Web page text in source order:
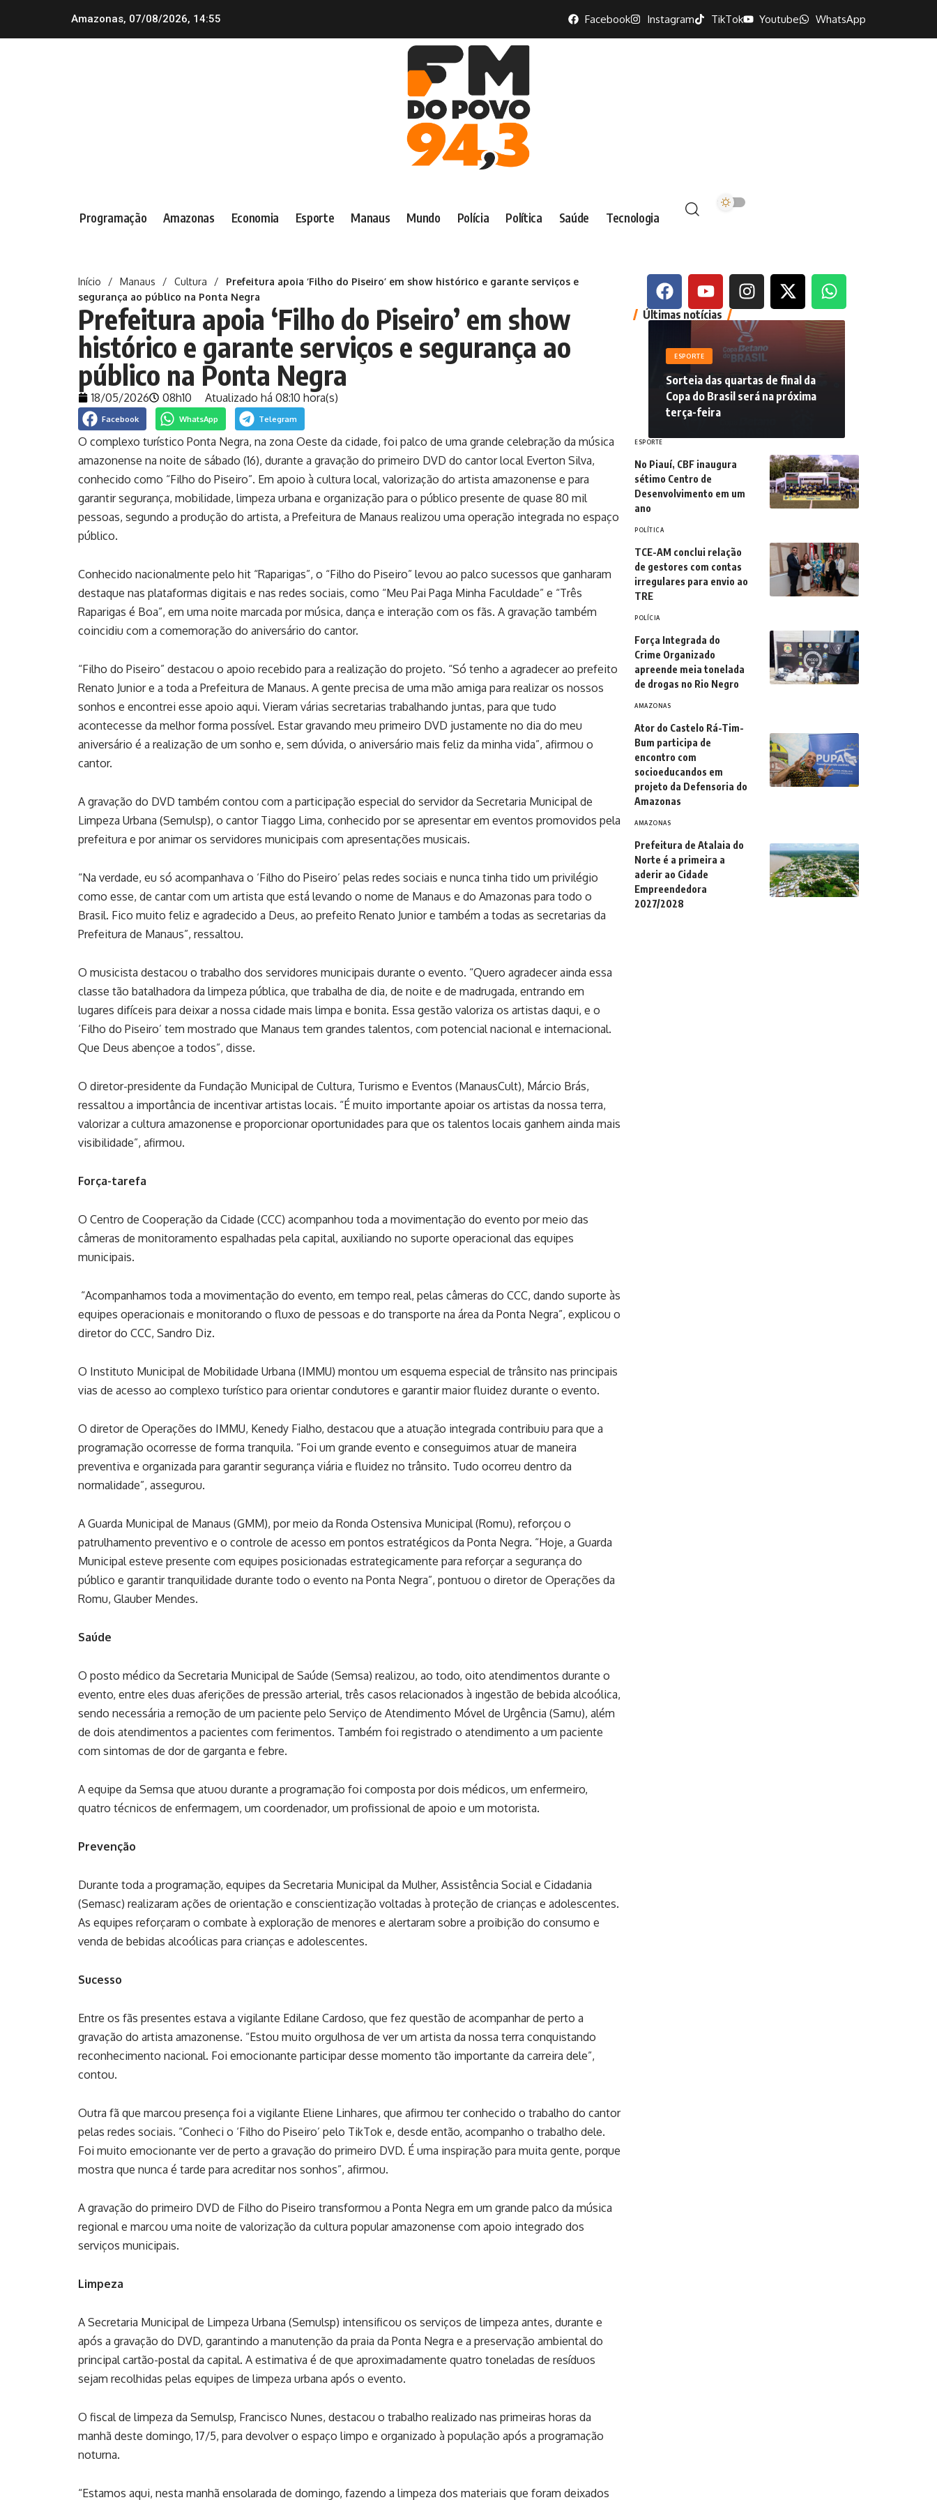
Amazonas, 07/08/2026, 14:55 Facebook Instagram TikTok Youtube WhatsApp
Programação Amazonas Economia Esporte Manaus Mundo Polícia Política Saúde Tecnologia
Início / Manaus / Cultura /
Prefeitura apoia ‘Filho do Piseiro’ em show histórico e garante serviços e
segurança ao público na Ponta Negra
Prefeitura apoia ‘Filho do Piseiro’ em show
histórico e garante serviços e segurança ao
público na Ponta Negra
18/05/2026 08h10 Atualizado há 08:10 hora(s)
Facebook WhatsApp Telegram
O complexo turístico Ponta Negra, na zona Oeste da cidade, foi palco de uma grande celebração da música
amazonense na noite de sábado (16), durante a gravação do primeiro DVD do cantor local Everton Silva,
conhecido como “Filho do Piseiro”. Em apoio à cultura local, valorização do artista amazonense e para
garantir segurança, mobilidade, limpeza urbana e organização para o público presente de quase 80 mil
pessoas, segundo a produção do artista, a Prefeitura de Manaus realizou uma operação integrada no espaço
público.
Conhecido nacionalmente pelo hit “Raparigas”, o “Filho do Piseiro” levou ao palco sucessos que ganharam
destaque nas plataformas digitais e nas redes sociais, como “Meu Pai Paga Minha Faculdade” e “Três
Raparigas é Boa”, em uma noite marcada por música, dança e interação com os fãs. A gravação também
coincidiu com a comemoração do aniversário do cantor.
“Filho do Piseiro” destacou o apoio recebido para a realização do projeto. “Só tenho a agradecer ao prefeito
Renato Junior e a toda a Prefeitura de Manaus. A gente precisa de uma mão amiga para realizar os nossos
sonhos e encontrei esse apoio aqui. Vieram várias secretarias trabalhando juntas, para que tudo
acontecesse da melhor forma possível. Estar gravando meu primeiro DVD justamente no dia do meu
aniversário é a realização de um sonho e, sem dúvida, o aniversário mais feliz da minha vida”, afirmou o
cantor.
A gravação do DVD também contou com a participação especial do servidor da Secretaria Municipal de
Limpeza Urbana (Semulsp), o cantor Tiaggo Lima, conhecido por se apresentar em eventos promovidos pela
prefeitura e por animar os servidores municipais com apresentações musicais.
“Na verdade, eu só acompanhava o ‘Filho do Piseiro’ pelas redes sociais e nunca tinha tido um privilégio
como esse, de cantar com um artista que está levando o nome de Manaus e do Amazonas para todo o
Brasil. Fico muito feliz e agradecido a Deus, ao prefeito Renato Junior e também a todas as secretarias da
Prefeitura de Manaus”, ressaltou.
O musicista destacou o trabalho dos servidores municipais durante o evento. “Quero agradecer ainda essa
classe tão batalhadora da limpeza pública, que trabalha de dia, de noite e de madrugada, entrando em
lugares difíceis para deixar a nossa cidade mais limpa e bonita. Essa gestão valoriza os artistas daqui, e o
‘Filho do Piseiro’ tem mostrado que Manaus tem grandes talentos, com potencial nacional e internacional.
Que Deus abençoe a todos”, disse.
O diretor-presidente da Fundação Municipal de Cultura, Turismo e Eventos (ManausCult), Márcio Brás,
ressaltou a importância de incentivar artistas locais. “É muito importante apoiar os artistas da nossa terra,
valorizar a cultura amazonense e proporcionar oportunidades para que os talentos locais ganhem ainda mais
visibilidade”, afirmou.
Força-tarefa
O Centro de Cooperação da Cidade (CCC) acompanhou toda a movimentação do evento por meio das
câmeras de monitoramento espalhadas pela capital, auxiliando no suporte operacional das equipes
municipais.
“Acompanhamos toda a movimentação do evento, em tempo real, pelas câmeras do CCC, dando suporte às
equipes operacionais e monitorando o fluxo de pessoas e do transporte na área da Ponta Negra”, explicou o
diretor do CCC, Sandro Diz.
O Instituto Municipal de Mobilidade Urbana (IMMU) montou um esquema especial de trânsito nas principais
vias de acesso ao complexo turístico para orientar condutores e garantir maior fluidez durante o evento.
O diretor de Operações do IMMU, Kenedy Fialho, destacou que a atuação integrada contribuiu para que a
programação ocorresse de forma tranquila. “Foi um grande evento e conseguimos atuar de maneira
preventiva e organizada para garantir segurança viária e fluidez no trânsito. Tudo ocorreu dentro da
normalidade”, assegurou.
A Guarda Municipal de Manaus (GMM), por meio da Ronda Ostensiva Municipal (Romu), reforçou o
patrulhamento preventivo e o controle de acesso em pontos estratégicos da Ponta Negra. “Hoje, a Guarda
Municipal esteve presente com equipes posicionadas estrategicamente para reforçar a segurança do
público e garantir tranquilidade durante todo o evento na Ponta Negra”, pontuou o diretor de Operações da
Romu, Glauber Mendes.
Saúde
O posto médico da Secretaria Municipal de Saúde (Semsa) realizou, ao todo, oito atendimentos durante o
evento, entre eles duas aferições de pressão arterial, três casos relacionados à ingestão de bebida alcoólica,
sendo necessária a remoção de um paciente pelo Serviço de Atendimento Móvel de Urgência (Samu), além
de dois atendimentos a pacientes com ferimentos. Também foi registrado o atendimento a um paciente
com sintomas de dor de garganta e febre.
A equipe da Semsa que atuou durante a programação foi composta por dois médicos, um enfermeiro,
quatro técnicos de enfermagem, um coordenador, um profissional de apoio e um motorista.
Prevenção
Durante toda a programação, equipes da Secretaria Municipal da Mulher, Assistência Social e Cidadania
(Semasc) realizaram ações de orientação e conscientização voltadas à proteção de crianças e adolescentes.
As equipes reforçaram o combate à exploração de menores e alertaram sobre a proibição do consumo e
venda de bebidas alcoólicas para crianças e adolescentes.
Sucesso
Entre os fãs presentes estava a vigilante Edilane Cardoso, que fez questão de acompanhar de perto a
gravação do artista amazonense. “Estou muito orgulhosa de ver um artista da nossa terra conquistando
reconhecimento nacional. Foi emocionante participar desse momento tão importante da carreira dele”,
contou.
Outra fã que marcou presença foi a vigilante Eliene Linhares, que afirmou ter conhecido o trabalho do cantor
pelas redes sociais. “Conheci o ‘Filho do Piseiro’ pelo TikTok e, desde então, acompanho o trabalho dele.
Foi muito emocionante ver de perto a gravação do primeiro DVD. É uma inspiração para muita gente, porque
mostra que nunca é tarde para acreditar nos sonhos”, afirmou.
A gravação do primeiro DVD de Filho do Piseiro transformou a Ponta Negra em um grande palco da música
regional e marcou uma noite de valorização da cultura popular amazonense com apoio integrado dos
serviços municipais.
Limpeza
A Secretaria Municipal de Limpeza Urbana (Semulsp) intensificou os serviços de limpeza antes, durante e
após a gravação do DVD, garantindo a manutenção da praia da Ponta Negra e a preservação ambiental do
principal cartão-postal da capital. A estimativa é de que aproximadamente quatro toneladas de resíduos
sejam recolhidas pelas equipes de limpeza urbana após o evento.
O fiscal de limpeza da Semulsp, Francisco Nunes, destacou o trabalho realizado nas primeiras horas da
manhã deste domingo, 17/5, para devolver o espaço limpo e organizado à população após a programação
noturna.
“Estamos aqui, nesta manhã ensolarada de domingo, fazendo a limpeza dos materiais que foram deixados
Últimas notícias
ESPORTE
Sorteia das quartas de final da
Copa do Brasil será na próxima
terça-feira
ESPORTE
No Piauí, CBF inaugura
sétimo Centro de
Desenvolvimento em um
ano
POLÍTICA
TCE-AM conclui relação
de gestores com contas
irregulares para envio ao
TRE
POLÍCIA
Força Integrada do
Crime Organizado
apreende meia tonelada
de drogas no Rio Negro
AMAZONAS
Ator do Castelo Rá-Tim-
Bum participa de
encontro com
socioeducandos em
projeto da Defensoria do
Amazonas
AMAZONAS
Prefeitura de Atalaia do
Norte é a primeira a
aderir ao Cidade
Empreendedora
2027/2028